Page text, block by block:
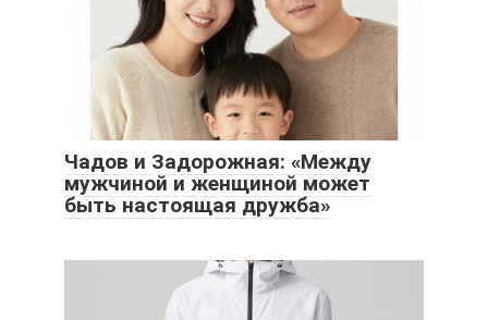
Чадов и Задорожная: «Между
мужчиной и женщиной может
быть настоящая дружба»